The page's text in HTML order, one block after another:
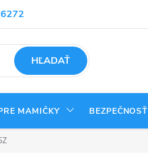
Odstúpenie od zmluvy - vrátenie tovaru
HĽADAŤ
MAMIČKY BEZPEČNOSŤ